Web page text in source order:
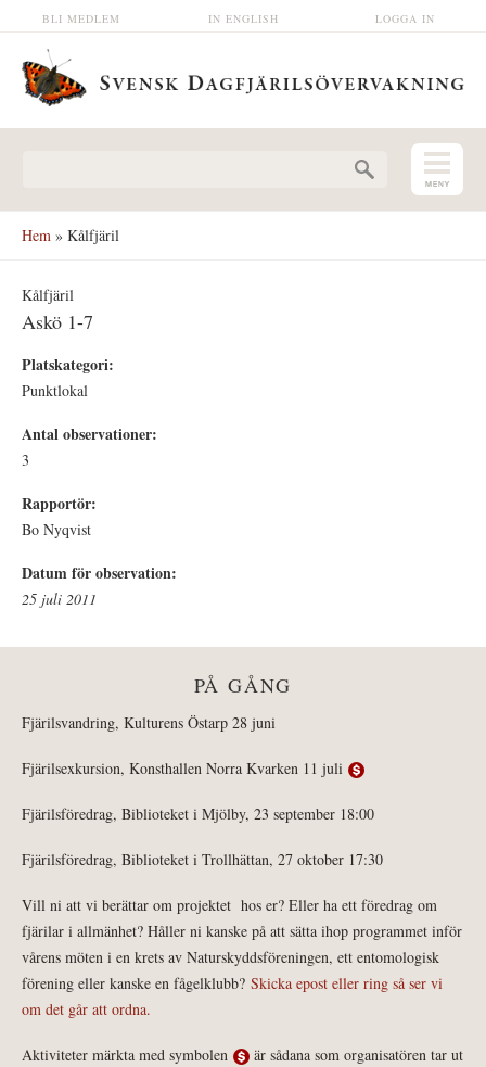
Hoppa till huvudinnehåll LOGGA IN
IN ENGLISH
BLI MEDLEM
Hem » Kålfjäril
Kålfjäril
Askö 1-7
Platskategori:
Punktlokal
Antal observationer:
3
Rapportör:
Bo Nyqvist
Datum för observation:
25 juli 2011
PÅ GÅNG
Fjärilsvandring, Kulturens Östarp 28 juni
Fjärilsexkursion, Konsthallen Norra Kvarken 11 juli
Fjärilsföredrag, Biblioteket i Mjölby, 23 september 18:00
Fjärilsföredrag, Biblioteket i Trollhättan, 27 oktober 17:30
Vill ni att vi berättar om projektet hos er? Eller ha ett föredrag om
fjärilar i allmänhet? Håller ni kanske på att sätta ihop programmet inför
vårens möten i en krets av Naturskyddsföreningen, ett entomologisk
förening eller kanske en fågelklubb? Skicka epost eller ring så ser vi
om det går att ordna.
Aktiviteter märkta med symbolen
är sådana som organisatören tar ut